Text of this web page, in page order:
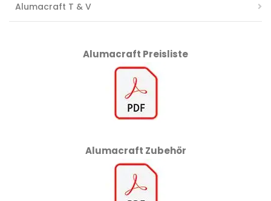
Alumacraft T & V
Alumacraft Preisliste
Alumacraft Zubehör